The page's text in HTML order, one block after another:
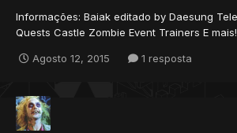
Informações: Baiak editado by Daesung
Quests Castle Zombie Event Trainers E
http://www.4shared.com/postDownload/
https://www.virustotal.com/pt/file/
Agosto 12, 2015 1 resposta